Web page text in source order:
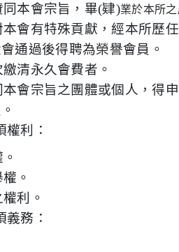
同本會宗旨， 畢(肄)業於本所
會有特殊貢獻，經本所歷
通過後得聘為榮譽會員。
清永久會費者。
會宗旨之團體或個人，得
利：
。
利。
務：